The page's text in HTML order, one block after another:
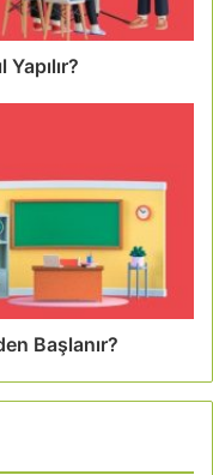
Başlanır?